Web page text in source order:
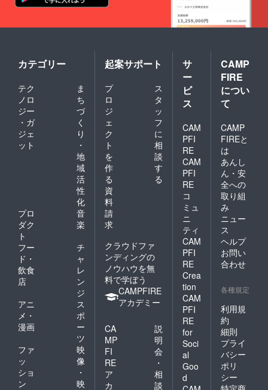
カテゴリー
テク
ノロ
ジー
・ガ
ジェ
ット
ま
ち
づ
く
り
・
地
域
活
性
化
プロ
ダク
ト
音
楽
フー
ド・
飲食
店
チ
ャ
レ
ン
ジ
アニ
メ・
漫画
ス
ポ
ー
ツ
ファ
ッ
ショ
ン
映
像
・
映
起案サポート
プ
ロ
ジ
ェ
ク
ト
を
作
る
ス
タ
ッ
フ
に
相
談
す
る
資
料
請
求
クラウドファ
ンディングの
ノウハウを無
料で学ぼう
CAMPFIRE
アカデミー
CA
MP
FI
RE
ア
カ
説
明
会
・
相
談
サ
ー
ビ
ス
CAM
PFI
RE
CAM
PFI
RE
コ
ミュ
ニ
ティ
CAM
PFI
RE
Crea
tion
CAM
PFI
RE
for
Soci
al
Goo
d
CAMP
FIRE
につい
て
CAMP
FIREと
は
あんし
ん・安
全への
取り組
み
ニュー
ス
ヘルプ
お問い
合わせ
各種規定
利用規
約
細則
プライ
バシー
ポリ
シー